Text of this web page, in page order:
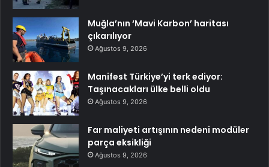
Muğla’nın ‘Mavi Karbon’ haritası
çıkarılıyor
Ağustos 9, 2026
Manifest Türkiye’yi terk ediyor:
Taşınacakları ülke belli oldu
Ağustos 9, 2026
Far maliyeti artışının nedeni modüler
parça eksikliği
Ağustos 9, 2026